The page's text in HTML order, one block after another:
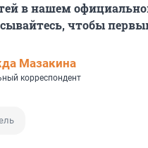
в нашем
чтобы
Мазакина
корреспондент